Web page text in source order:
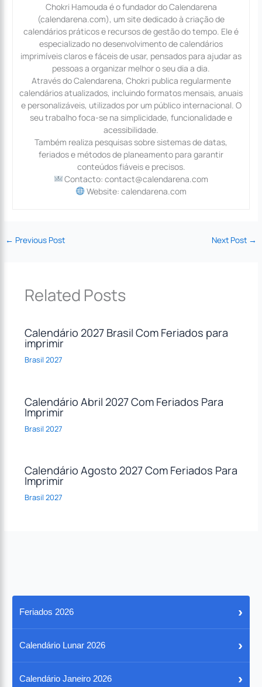
Chokri Hamouda é o fundador do Calendarena
(calendarena.com), um site dedicado à criação de
calendários práticos e recursos de gestão do tempo. Ele é
especializado no desenvolvimento de calendários
imprimíveis claros e fáceis de usar, pensados para ajudar as
pessoas a organizar melhor o seu dia a dia.
Através do Calendarena, Chokri publica regularmente
calendários atualizados, incluindo formatos mensais, anuais
e personalizáveis, utilizados por um público internacional. O
seu trabalho foca-se na simplicidade, funcionalidade e
acessibilidade.
Também realiza pesquisas sobre sistemas de datas,
feriados e métodos de planeamento para garantir
conteúdos fiáveis e precisos.
Contacto: contact@calendarena.com
Website: calendarena.com
← Previous Post Next Post →
Related Posts
Calendário 2027 Brasil Com Feriados para
imprimir
Brasil 2027
Calendário Abril 2027 Com Feriados Para
Imprimir
Brasil 2027
Calendário Agosto 2027 Com Feriados Para
Imprimir
Brasil 2027
Feriados 2026 ›
Calendário Lunar 2026 ›
Calendário Janeiro 2026 ›